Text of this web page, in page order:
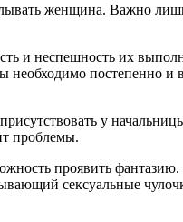
женщина. Важно
и неспешность их
постепенно и
у
проблемы.
проявить
сексуальные